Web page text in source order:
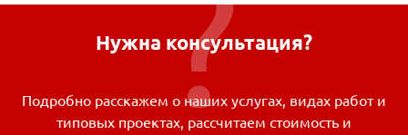
Нужна консультация?
Подробно расскажем о наших услугах, видах работ и
типовых проектах, рассчитаем стоимость и